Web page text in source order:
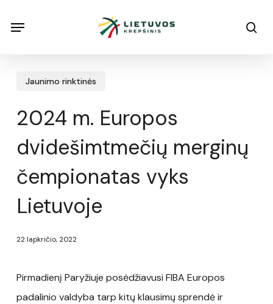
Menu
Jaunimo rinktinės
2024 m. Europos
dvidešimtmečių merginų
čempionatas vyks
Lietuvoje
22 lapkričio, 2022
Pirmadienį Paryžiuje posėdžiavusi FIBA Europos
padalinio valdyba tarp kitų klausimų sprendė ir